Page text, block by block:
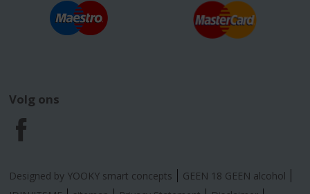
Volg ons
F
a
Designed by YOOKY smart concepts
GEEN 18 GEEN alcohol